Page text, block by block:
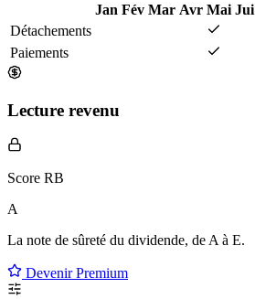
Jan Fév Mar Avr Mai Jui
Détachements
Paiements
Lecture revenu
Score RB
A
La note de sûreté du dividende, de A à E.
Devenir Premium